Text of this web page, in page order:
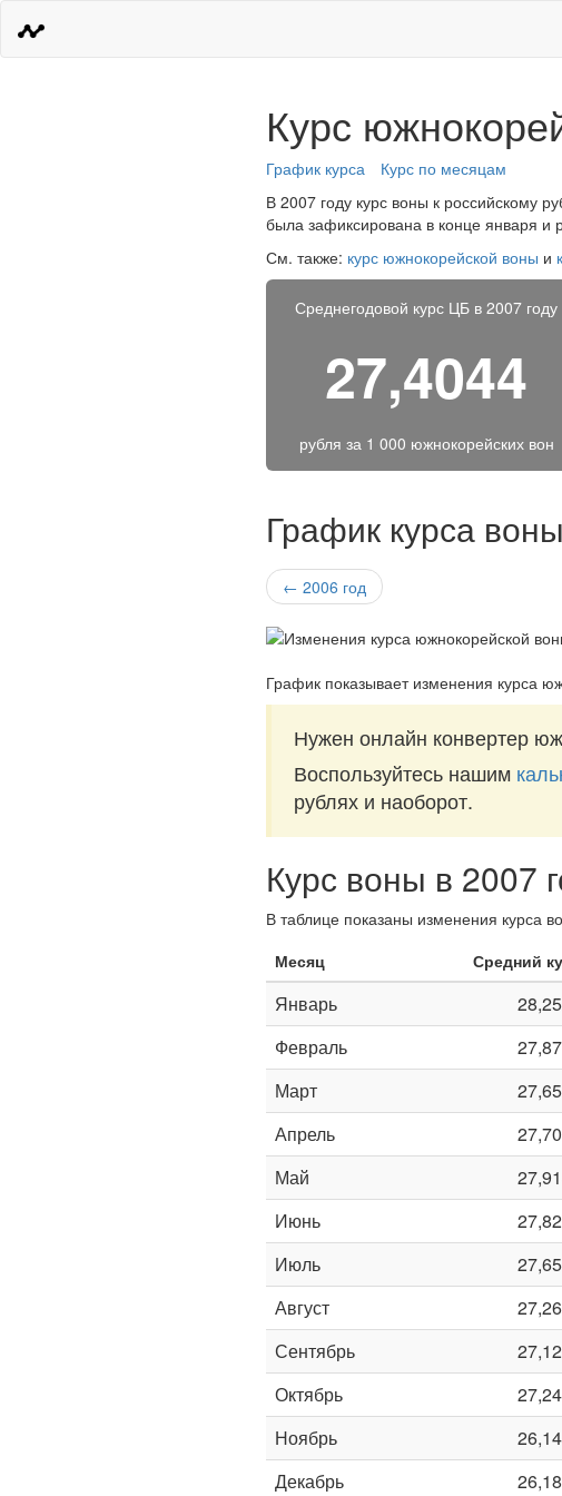
Курс
График курса
Курс по месяцам
В 2007 году курс воны к российскому
была зафиксирована в конце января
См. также: курс южнокорейской воны и
Среднегодовой курс ЦБ в 2007 году
27,4044
рубля за 1 000 южнокорейских вон
График курса
← 2006 год
График показывает изменения курса
Нужен онлайн конвертер
Воспользуйтесь нашим
рублях и наоборот.
Курс воны в 2007
В таблице показаны изменения курса
Месяц
Средний
Январь
Февраль
Март
Апрель
Май
Июнь
Июль
Август
Сентябрь
Октябрь
Ноябрь
Декабрь